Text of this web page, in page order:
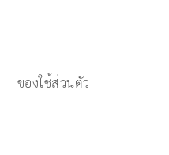
ของใช้ส่วนตัว